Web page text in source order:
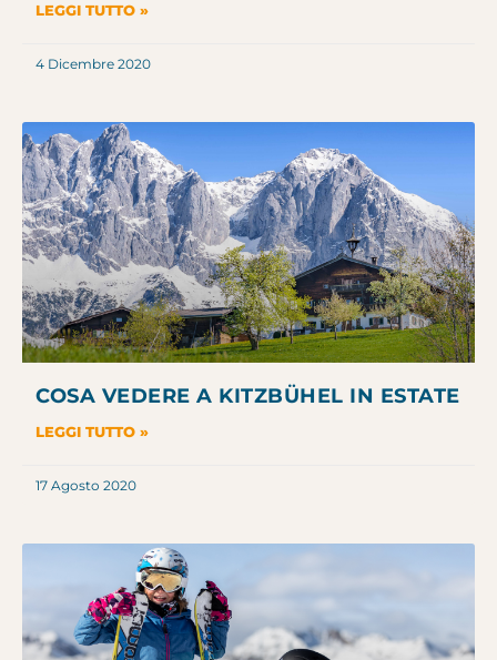
LEGGI TUTTO »
4 Dicembre 2020
COSA VEDERE A KITZBÜHEL IN ESTATE
LEGGI TUTTO »
17 Agosto 2020